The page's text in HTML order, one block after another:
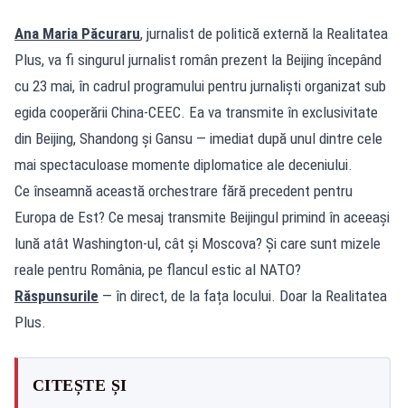
Ana Maria Păcuraru, jurnalist de politică externă la Realitatea
Plus, va fi singurul jurnalist român prezent la Beijing începând
cu 23 mai, în cadrul programului pentru jurnaliști organizat sub
egida cooperării China-CEEC. Ea va transmite în exclusivitate
din Beijing, Shandong și Gansu — imediat după unul dintre cele
mai spectaculoase momente diplomatice ale deceniului.
Ce înseamnă această orchestrare fără precedent pentru
Europa de Est? Ce mesaj transmite Beijingul primind în aceeași
lună atât Washington-ul, cât și Moscova? Și care sunt mizele
reale pentru România, pe flancul estic al NATO?
Răspunsurile — în direct, de la fața locului. Doar la Realitatea
Plus.
CITEȘTE ȘI